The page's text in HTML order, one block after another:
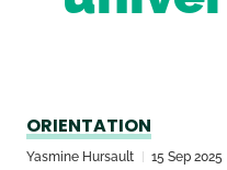
ORIENTATION
Yasmine Hursault 15 Sep 2025